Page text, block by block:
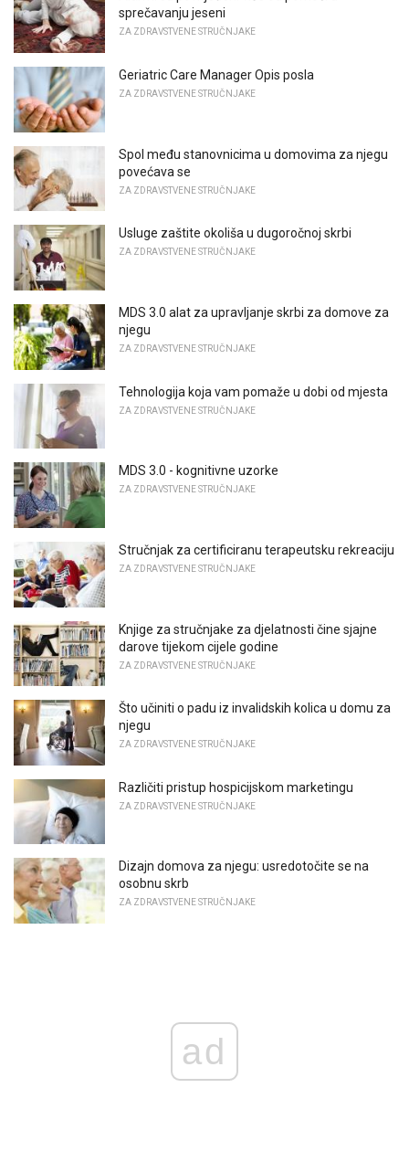
sprečavanju jeseni
ZA ZDRAVSTVENE STRUČNJAKE
Geriatric Care Manager Opis posla
ZA ZDRAVSTVENE STRUČNJAKE
Spol među stanovnicima u domovima za njegu
povećava se
ZA ZDRAVSTVENE STRUČNJAKE
Usluge zaštite okoliša u dugoročnoj skrbi
ZA ZDRAVSTVENE STRUČNJAKE
MDS 3.0 alat za upravljanje skrbi za domove za
njegu
ZA ZDRAVSTVENE STRUČNJAKE
Tehnologija koja vam pomaže u dobi od mjesta
ZA ZDRAVSTVENE STRUČNJAKE
MDS 3.0 - kognitivne uzorke
ZA ZDRAVSTVENE STRUČNJAKE
Stručnjak za certificiranu terapeutsku rekreaciju
ZA ZDRAVSTVENE STRUČNJAKE
Knjige za stručnjake za djelatnosti čine sjajne
darove tijekom cijele godine
ZA ZDRAVSTVENE STRUČNJAKE
Što učiniti o padu iz invalidskih kolica u domu za
njegu
ZA ZDRAVSTVENE STRUČNJAKE
Različiti pristup hospicijskom marketingu
ZA ZDRAVSTVENE STRUČNJAKE
Dizajn domova za njegu: usredotočite se na
osobnu skrb
ZA ZDRAVSTVENE STRUČNJAKE
ad